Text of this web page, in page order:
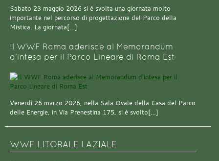
Sabato 23 maggio 2026 si è svolta una giornata molto
importante nel percorso di progettazione del Parco della
Mistica. La giornata[…]
Il WWF Roma aderisce al Memorandum
d’intesa per il Parco Lineare di Roma Est
Venerdì 26 marzo 2026, nella Sala Ovale della Casa del Parco
delle Energie, in Via Prenestina 175, si è svolto[…]
WWF LITORALE LAZIALE